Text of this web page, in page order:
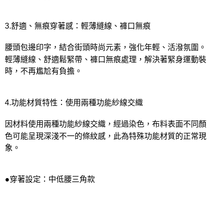
3.舒適、無痕穿著感：輕薄縫線、褲口無痕
腰頭包邊印字，結合街頭時尚元素，強化年輕、活潑氛圍。
輕薄縫線、舒適鬆緊帶、褲口無痕處理，解決著緊身運動裝
時，不再尷尬有負擔。
4.功能材質特性：使用兩種功能紗線交織
因材料使用兩種功能紗線交織，經過染色，布料表面不同顏
色可能呈現深淺不一的條紋感，此為特殊功能材質的正常現
象。
●穿著設定：中低腰三角款